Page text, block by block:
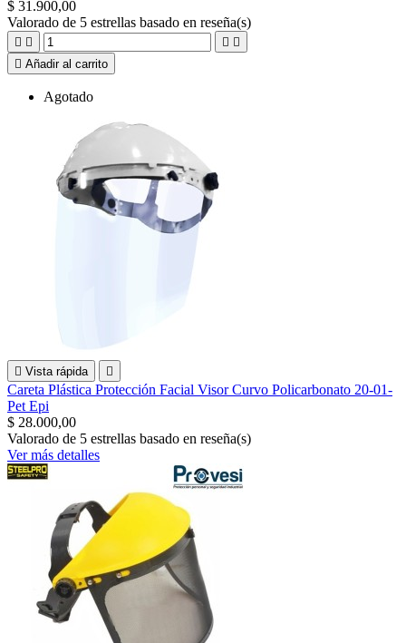
$ 31.900,00
Valorado de 5 estrellas basado en reseña(s)
   
 Añadir al carrito
Agotado
 Vista rápida 
Careta Plástica Protección Facial Visor Curvo Policarbonato 20-01-
Pet Epi
$ 28.000,00
Valorado de 5 estrellas basado en reseña(s)
Ver más detalles